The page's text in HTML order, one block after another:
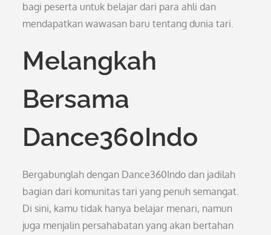
bagi peserta untuk belajar dari para ahli dan
mendapatkan wawasan baru tentang dunia tari.
Melangkah
Bersama
Dance360Indo
Bergabunglah dengan Dance360Indo dan jadilah
bagian dari komunitas tari yang penuh semangat.
Di sini, kamu tidak hanya belajar menari, namun
juga menjalin persahabatan yang akan bertahan